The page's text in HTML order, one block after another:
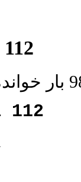
شده
112